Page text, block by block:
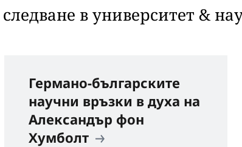
в университет &
Германо-българските
научни връзки в духа на
Александър фон
Хумболт